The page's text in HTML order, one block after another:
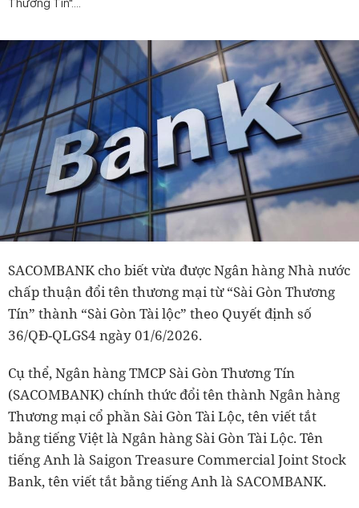
SACOMBANK cho biết vừa được Ngân hàng Nhà nước
chấp thuận đổi tên thương mại từ “Sài Gòn Thương
Tín” thành “Sài Gòn Tài lộc” theo Quyết định số
36/QĐ-QLGS4 ngày 01/6/2026.
Cụ thể, Ngân hàng TMCP Sài Gòn Thương Tín
(SACOMBANK) chính thức đổi tên thành Ngân hàng
Thương mại cổ phần Sài Gòn Tài Lộc, tên viết tắt
bằng tiếng Việt là Ngân hàng Sài Gòn Tài Lộc. Tên
tiếng Anh là Saigon Treasure Commercial Joint Stock
Bank, tên viết tắt bằng tiếng Anh là SACOMBANK.